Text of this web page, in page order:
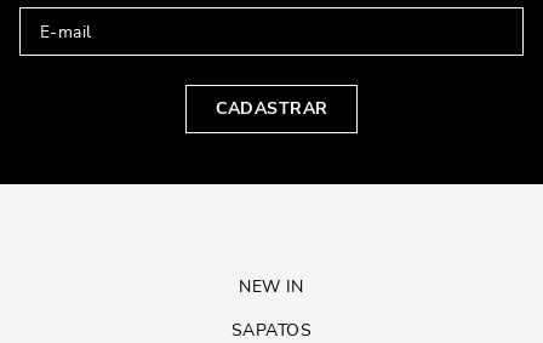
CADASTRAR
NEW IN
SAPATOS